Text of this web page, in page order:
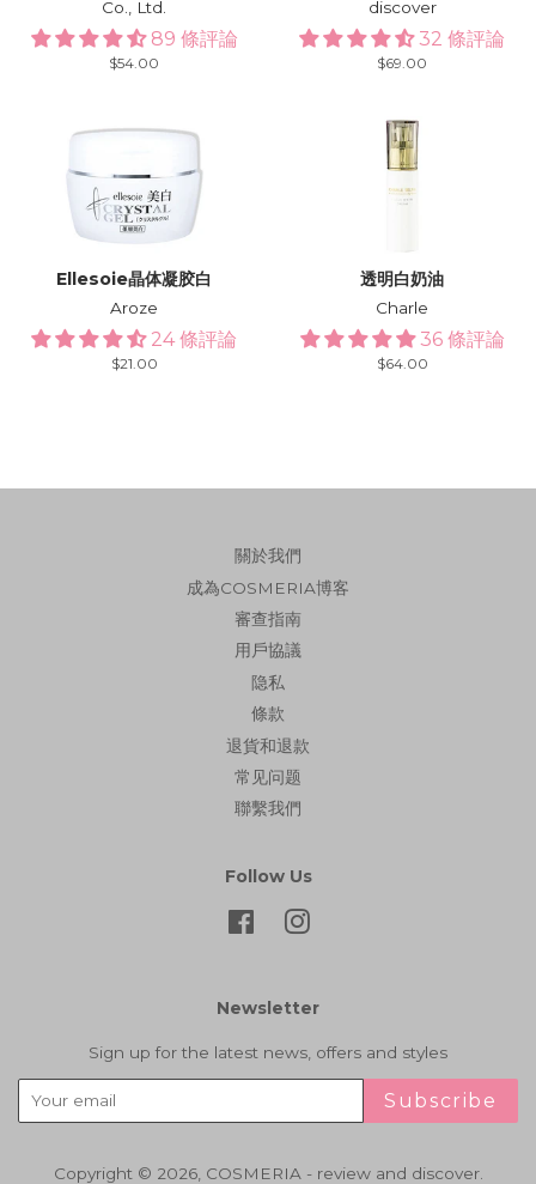
Co., Ltd.
89 條評論
Regular
$54.00
discover
32 條評論
Regular
$69.00
Ellesoie晶体凝胶白
Aroze
24 條評論
Regular
$21.00
透明白奶油
Charle
36 條評論
Regular
$64.00
關於我們
成為COSMERIA博客
審查指南
用戶協議
隐私
條款
退貨和退款
常见问题
聯繫我們
Follow Us
FacebookInstagram
Newsletter
Sign up for the latest news, offers and styles
Subscribe
Copyright © 2026, COSMERIA - review and discover.